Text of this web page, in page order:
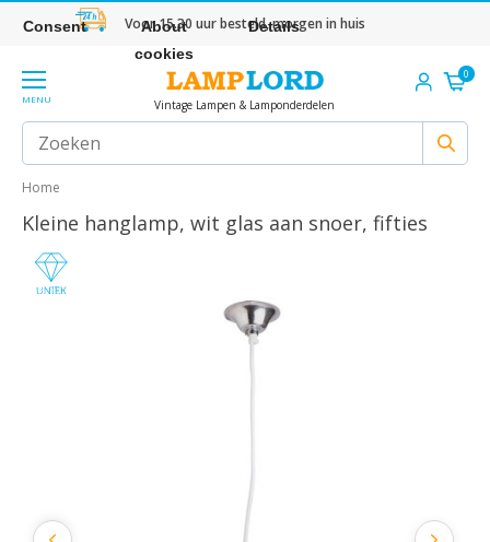
Voor 15.30 uur besteld, morgen in huis
MENU Vintage Lampen & Lamponderdelen
0
Home
Kleine hanglamp, wit glas aan snoer, fifties
Consent
About
cookies
Details